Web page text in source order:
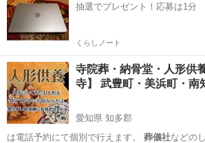
抽選でプレゼント！応募は1分
くらしノート
寺院葬・納骨堂・人形供
寺】 武豊町・美浜町・南
愛知県 知多郡
は電話予約にて個別で行えます。 葬儀社などの